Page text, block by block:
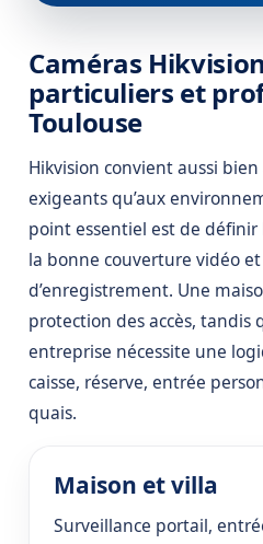
Caméras
particuliers et
Toulouse
Hikvision convient aussi
exigeants qu’aux
point essentiel est de
la bonne couverture vidéo
d’enregistrement. Une
protection des accès, tandis
entreprise nécessite une
caisse, réserve, entrée
quais.
Maison et villa
Surveillance portail,